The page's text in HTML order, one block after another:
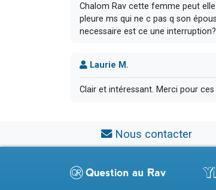
Chalom Rav cette femme peut
pleure ms qui ne c pas q son
necessaire est ce une
Laurie M.
Clair et intéressant. Merci pour
Nous contacter